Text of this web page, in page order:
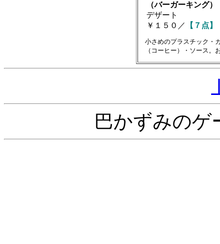
（バーガーキング）
デザート
￥１５０／
【７点】
小さめのプラスチック・
巴かずみのゲ